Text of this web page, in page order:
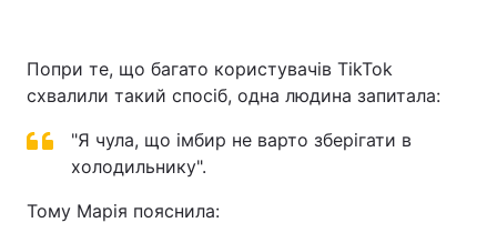
Попри те, що багато користувачів TikTok
схвалили такий спосіб, одна людина запитала:
"Я чула, що імбир не варто зберігати в
холодильнику".
Тому Марія пояснила: